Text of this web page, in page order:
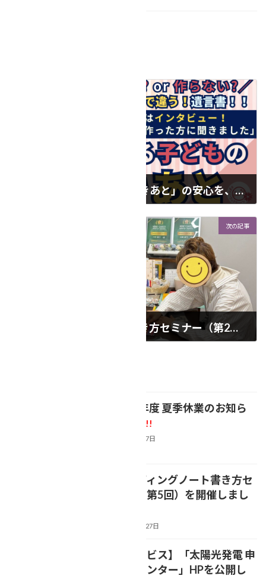
障がいのある子の「親なきあと」の安心を、専門知識で支えるために
次の記事
【エンディングノート書き方セミナー（第2回）を開催しました(*'▽')】
【2026年度 夏季休業のお知ら
新着!!
2026年8月7日
【エンディングノート書き方セ
ミナー（第5回）を開催しまし
2026年7月27日
【新サービス】「太陽光発電 申
請代行センター」HPを公開し